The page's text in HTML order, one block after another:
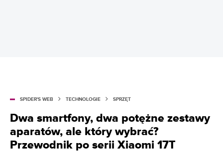
SPIDER'S WEB TECHNOLOGIE SPRZĘT
Dwa smartfony, dwa potężne zestawy
aparatów, ale który wybrać?
Przewodnik po serii Xiaomi 17T